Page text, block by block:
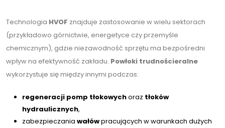
Technologia HVOF znajduje zastosowanie w wielu sektorach
(przykładowo górnictwie, energetyce czy przemyśle
chemicznym), gdzie niezawodność sprzętu ma bezpośredni
wpływ na efektywność zakładu. Powłoki trudnościeralne
wykorzystuje się między innymi podczas:
regeneracji pomp tłokowychoraz tłoków
hydraulicznych,
zabezpieczania wałówpracujących w warunkach dużych